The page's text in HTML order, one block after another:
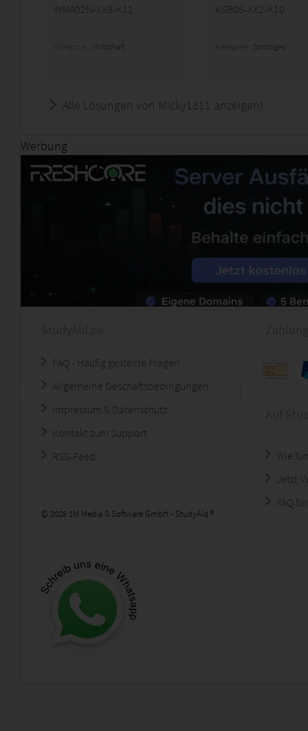
WMA02N-XX3-K11
Wirtschaft
KSB05-XX2-K10
Sonstiges
Alle Lösungen von Micky1811 anzeigen!
Werbung
FAQ - Häufig gestellte Fragen
Allgemeine Geschäftsbedingungen
Impressum & Datenschutz
Kontakt zum Support
RSS-Feed
© 2026 1M Media & Software GmbH - StudyAid ®
Wie
Jetzt
FAQ